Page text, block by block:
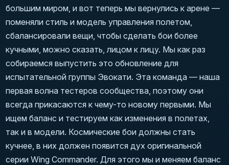
большим миром, и вот теперь мы вернулись к арене —
поменяли стиль и модель управления полетом,
сбалансировали вещи, чтобы сделать бои более
кучными, можно сказать, лицом к лицу. Мы как раз
собираемся выпустить это обновление для
испытательной группы Эвокати. Эта команда — наша
первая волна тестеров сообщества, поэтому они
всегда прикасаются к чему-то новому первыми. Мы
ищем баланс и тестируем как изменения в полетах,
так и в модели. Космические бои должны стать
кучнее, в них должен появится дух оригинальной
серии Wing Commander. Для этого мы и меняем баланс